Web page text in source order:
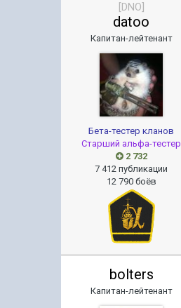
[DNO]
datoo
Капитан-лейтенант
Бета-тестер кланов
Старший альфа-тестер
2 732
7 412 публикации
12 790 боёв
bolters
Капитан-лейтенант